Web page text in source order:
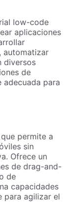
low-code
aplicaciones
automatizar
diversos
de
adecuada para
permite a
sin
Ofrece un
de drag-and-
de
capacidades
para agilizar el